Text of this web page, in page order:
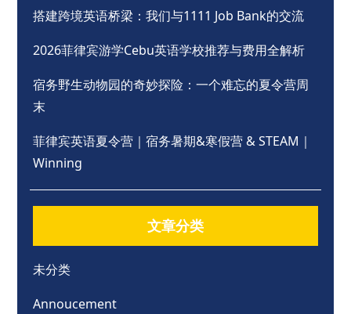
搭建跨境英语桥梁：我们与1111 Job Bank的交流
2026菲律宾游学Cebu英语学校推荐与费用全解析
宿务野生动物园的奇妙探险：一个难忘的夏令营周
末
菲律宾英语夏令营｜宿务暑期&寒假营 & STEAM｜
Winning
文章分类
未分类
Annoucement